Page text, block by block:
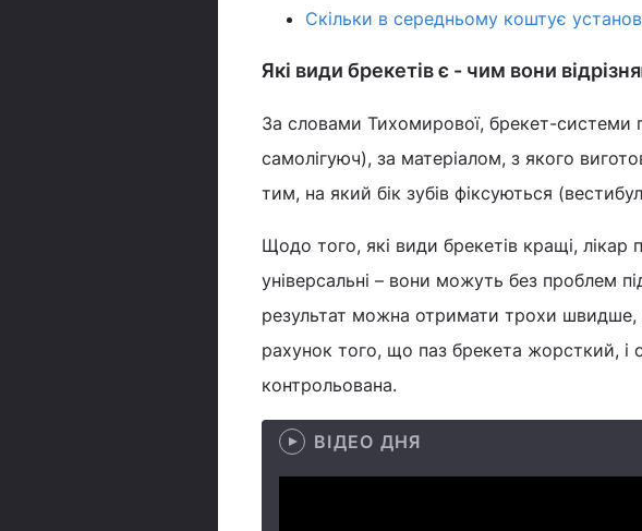
Скільки в середньому коштує
Які види брекетів є - чим вони
За словами Тихомирової, брекет-системи
самолігуюч), за матеріалом, з якого
тим, на який бік зубів фіксуються
Щодо того, які види брекетів кращі,
універсальні – вони можуть без проблем
результат можна отримати трохи швидше,
рахунок того, що паз брекета жорсткий, і
контрольована.
ВІДЕО ДНЯ